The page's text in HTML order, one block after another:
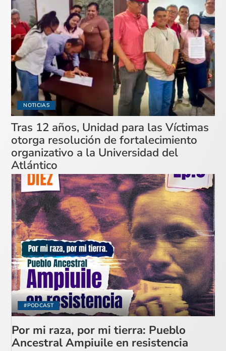
NOTICIAS
Tras 12 años, Unidad para las Víctimas
otorga resolución de fortalecimiento
organizativo a la Universidad del
Atlántico
#PODCAST
Por mi raza, por mi tierra: Pueblo
Ancestral Ampiuile en resistencia